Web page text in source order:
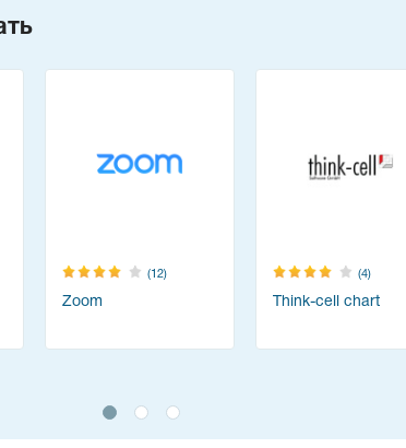
(12)
Zoom
(4)
Think-cell chart